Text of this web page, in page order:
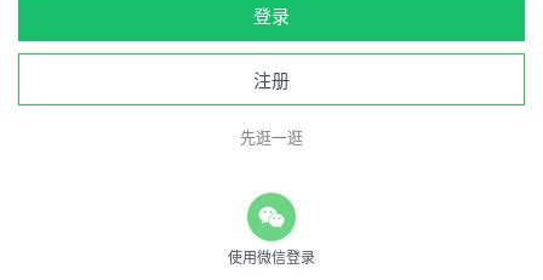
登录
注册
先逛一逛
使用微信登录